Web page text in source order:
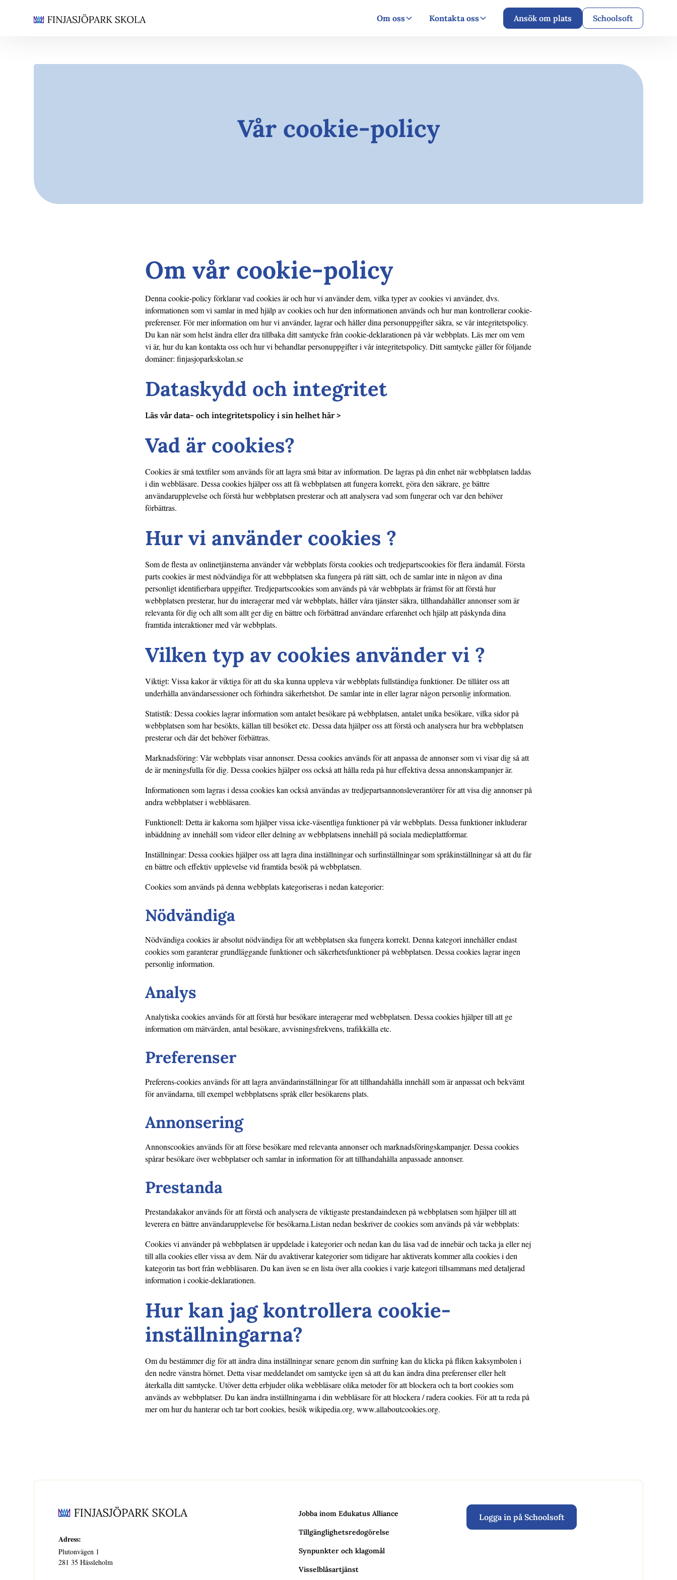
Om oss Kontakta oss Ansök om plats Schoolsoft
Vår cookie-policy
Om vår cookie-policy
Denna cookie-policy förklarar vad cookies är och hur vi använder dem, vilka typer av cookies vi använder, dvs.
informationen som vi samlar in med hjälp av cookies och hur den informationen används och hur man kontrollerar cookie-
preferenser. För mer information om hur vi använder, lagrar och håller dina personuppgifter säkra, se vår integritetspolicy.
Du kan när som helst ändra eller dra tillbaka ditt samtycke från cookie-deklarationen på vår webbplats. Läs mer om vem
vi är, hur du kan kontakta oss och hur vi behandlar personuppgifter i vår integritetspolicy. Ditt samtycke gäller för följande
domäner: finjasjoparkskolan.se
Dataskydd och integritet
Läs vår data- och integritetspolicy i sin helhet här >
Vad är cookies?
Cookies är små textfiler som används för att lagra små bitar av information. De lagras på din enhet när webbplatsen laddas
i din webbläsare. Dessa cookies hjälper oss att få webbplatsen att fungera korrekt, göra den säkrare, ge bättre
användarupplevelse och förstå hur webbplatsen presterar och att analysera vad som fungerar och var den behöver
förbättras.
Hur vi använder cookies ?
Som de flesta av onlinetjänsterna använder vår webbplats första cookies och tredjepartscookies för flera ändamål. Första
parts cookies är mest nödvändiga för att webbplatsen ska fungera på rätt sätt, och de samlar inte in någon av dina
personligt identifierbara uppgifter. Tredjepartscookies som används på vår webbplats är främst för att förstå hur
webbplatsen presterar, hur du interagerar med vår webbplats, håller våra tjänster säkra, tillhandahåller annonser som är
relevanta för dig och allt som allt ger dig en bättre och förbättrad användare erfarenhet och hjälp att påskynda dina
framtida interaktioner med vår webbplats.
Vilken typ av cookies använder vi ?
Viktigt: Vissa kakor är viktiga för att du ska kunna uppleva vår webbplats fullständiga funktioner. De tillåter oss att
underhålla användarsessioner och förhindra säkerhetshot. De samlar inte in eller lagrar någon personlig information.
Statistik: Dessa cookies lagrar information som antalet besökare på webbplatsen, antalet unika besökare, vilka sidor på
webbplatsen som har besökts, källan till besöket etc. Dessa data hjälper oss att förstå och analysera hur bra webbplatsen
presterar och där det behöver förbättras.
Marknadsföring: Vår webbplats visar annonser. Dessa cookies används för att anpassa de annonser som vi visar dig så att
de är meningsfulla för dig. Dessa cookies hjälper oss också att hålla reda på hur effektiva dessa annonskampanjer är.
Informationen som lagras i dessa cookies kan också användas av tredjepartsannonsleverantörer för att visa dig annonser på
andra webbplatser i webbläsaren.
Funktionell: Detta är kakorna som hjälper vissa icke-väsentliga funktioner på vår webbplats. Dessa funktioner inkluderar
inbäddning av innehåll som videor eller delning av webbplatsens innehåll på sociala medieplattformar.
Inställningar: Dessa cookies hjälper oss att lagra dina inställningar och surfinställningar som språkinställningar så att du får
en bättre och effektiv upplevelse vid framtida besök på webbplatsen.
Cookies som används på denna webbplats kategoriseras i nedan kategorier:
Nödvändiga
Nödvändiga cookies är absolut nödvändiga för att webbplatsen ska fungera korrekt. Denna kategori innehåller endast
cookies som garanterar grundläggande funktioner och säkerhetsfunktioner på webbplatsen. Dessa cookies lagrar ingen
personlig information.
Analys
Analytiska cookies används för att förstå hur besökare interagerar med webbplatsen. Dessa cookies hjälper till att ge
information om mätvärden, antal besökare, avvisningsfrekvens, trafikkälla etc.
Preferenser
Preferens-cookies används för att lagra användarinställningar för att tillhandahålla innehåll som är anpassat och bekvämt
för användarna, till exempel webbplatsens språk eller besökarens plats.
Annonsering
Annonscookies används för att förse besökare med relevanta annonser och marknadsföringskampanjer. Dessa cookies
spårar besökare över webbplatser och samlar in information för att tillhandahålla anpassade annonser.
Prestanda
Prestandakakor används för att förstå och analysera de viktigaste prestandaindexen på webbplatsen som hjälper till att
leverera en bättre användarupplevelse för besökarna.Listan nedan beskriver de cookies som används på vår webbplats:
Cookies vi använder på webbplatsen är uppdelade i kategorier och nedan kan du läsa vad de innebär och tacka ja eller nej
till alla cookies eller vissa av dem. När du avaktiverar kategorier som tidigare har aktiverats kommer alla cookies i den
kategorin tas bort från webbläsaren. Du kan även se en lista över alla cookies i varje kategori tillsammans med detaljerad
information i cookie-deklarationen.
Hur kan jag kontrollera cookie-
inställningarna?
Om du bestämmer dig för att ändra dina inställningar senare genom din surfning kan du klicka på fliken kaksymbolen i
den nedre vänstra hörnet. Detta visar meddelandet om samtycke igen så att du kan ändra dina preferenser eller helt
återkalla ditt samtycke. Utöver detta erbjuder olika webbläsare olika metoder för att blockera och ta bort cookies som
används av webbplatser. Du kan ändra inställningarna i din webbläsare för att blockera / radera cookies. För att ta reda på
mer om hur du hanterar och tar bort cookies, besök wikipedia.org, www.allaboutcookies.org.
Adress:
Plutonvägen 1
281 35 Hässleholm
Jobba inom Edukatus Alliance
Tillgänglighetsredogörelse
Synpunkter och klagomål
Visselblåsartjänst
Logga in på Schoolsoft